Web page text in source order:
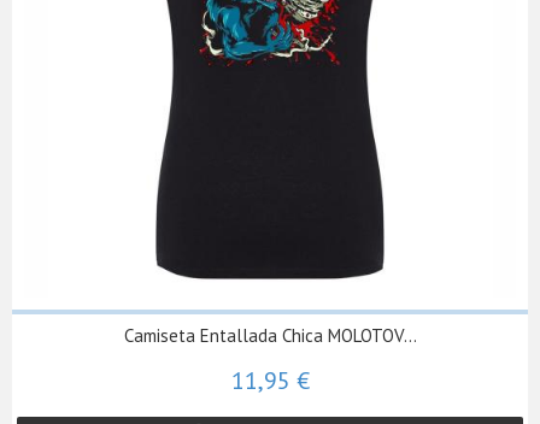
Camiseta Entallada Chica MOLOTOV...
11,95 €